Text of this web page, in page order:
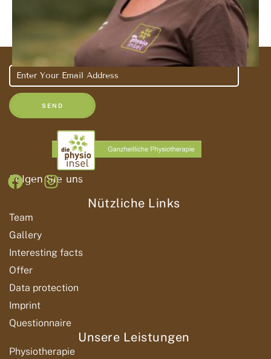
Hermine Axinger
Administration
SEND
Folgen Sie uns
Nützliche Links
Team
Gallery
Interesting facts
Offer
Data protection
Imprint
Questionnaire
Unsere Leistungen
Physiotherapie